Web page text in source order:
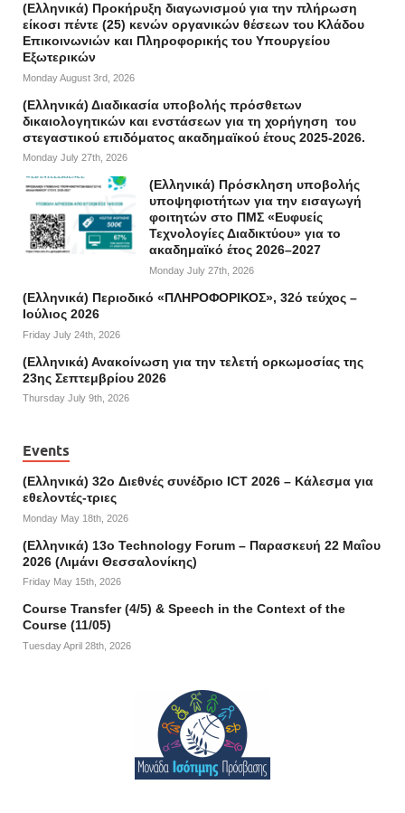
(Ελληνικά) Προκήρυξη διαγωνισμού για την πλήρωση
είκοσι πέντε (25) κενών οργανικών θέσεων του Κλάδου
Επικοινωνιών και Πληροφορικής του Υπουργείου
Εξωτερικών
Monday August 3rd, 2026
(Ελληνικά) Διαδικασία υποβολής πρόσθετων
δικαιολογητικών και ενστάσεων για τη χορήγηση του
στεγαστικού επιδόματος ακαδημαϊκού έτους 2025-2026.
Monday July 27th, 2026
(Ελληνικά) Πρόσκληση υποβολής
υποψηφιοτήτων για την εισαγωγή
φοιτητών στο ΠΜΣ «Ευφυείς
Τεχνολογίες Διαδικτύου» για το
ακαδημαϊκό έτος 2026–2027
Monday July 27th, 2026
(Ελληνικά) Περιοδικό «ΠΛΗΡΟΦΟΡΙΚΟΣ», 32ό τεύχος –
Ιούλιος 2026
Friday July 24th, 2026
(Ελληνικά) Ανακοίνωση για την τελετή ορκωμοσίας της
23ης Σεπτεμβρίου 2026
Thursday July 9th, 2026
Events
(Ελληνικά) 32o Διεθνές συνέδριο ICT 2026 – Κάλεσμα για
εθελοντές-τριες
Monday May 18th, 2026
(Ελληνικά) 13ο Technology Forum – Παρασκευή 22 Μαΐου
2026 (Λιμάνι Θεσσαλονίκης)
Friday May 15th, 2026
Course Transfer (4/5) & Speech in the Context of the
Course (11/05)
Tuesday April 28th, 2026